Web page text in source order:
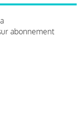
abonnement